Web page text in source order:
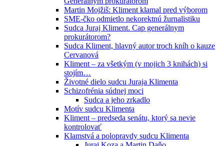
Martin Mojžiš: Kliment klamal pred výborom
SME-čko odmietlo nekorektnú žurnalistiku
Sudca Juraj Kliment. Cap generálnym
prokurátorom?
Sudca Kliment, hlavný autor troch kníh o kauze
Cervanová
Kliment – za všetkým (v mojich 3 knihách) si
stojím…
Životné dielo sudcu Juraja Klimenta
Schizofrénia súdnej moci
Sudca a jeho zrkadlo
Motív sudcu Klimenta
Kliment – predseda senátu, ktorý sa nevie
kontrolovať
Klamstvá a polopravdy sudcu Klimenta